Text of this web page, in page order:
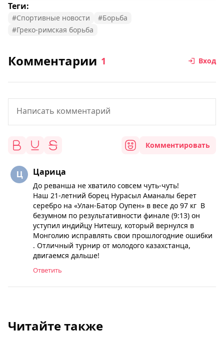
Теги:
#Спортивные новости
#Борьба
#Греко-римская борьба
Комментарии 1 Вход
Комментировать
Царица
До реванша не хватило совсем чуть-чуть!
Наш 21-летний борец Нурасыл Аманалы берет
серебро на «Улан-Батор Оупен» в весе до 97 кг В
безумном по результативности финале (9:13) он
уступил индийцу Нитешу, который вернулся в
Монголию исправлять свои прошлогодние ошибки
. Отличный турнир от молодого казахстанца,
двигаемся дальше!
Ответить
Читайте также